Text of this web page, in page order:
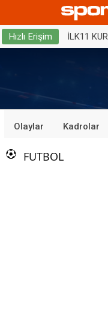
Hızlı Erişim İLK11 KUR
Olaylar Kadrolar
FUTBOL